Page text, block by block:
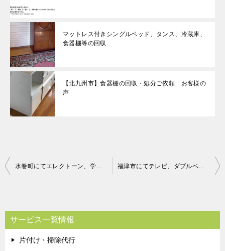
マットレス付きシングルベッド、タンス、冷蔵庫、
食器棚等の回収
【北九州市】食器棚の回収・処分ご依頼 お客様の
声
投
ビ
ゲ
ー
水巻町にてエレクトーン、学習机などの回収処分 お客様の声 福津市にてテレビ、ダブルベッドなどの回収処分 お客様の声
サービス一覧情報
片付け・掃除代行